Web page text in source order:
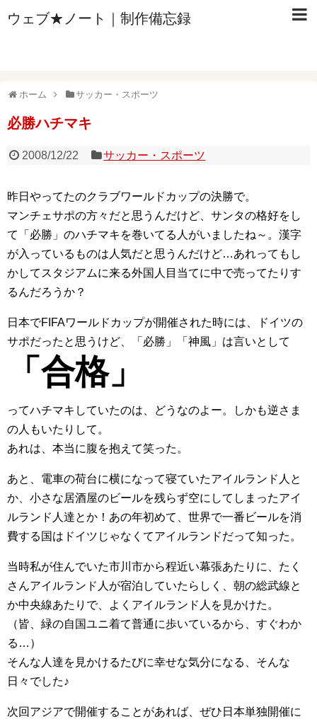
ウェブ★ノート｜制作備忘録
ホーム サッカー・スポーツ
必勝ハチマキ
2008/12/22 サッカー・スポーツ
昨日やってたのクラブワールドカップの決勝で。
マンチェサポの方々だと思うんだけど、サンタの格好をし
て「必勝」のハチマキを巻いてる人がいましたね～。漢字
が入っているものは人気だと思うんだけど…あれってもし
かしてスタジアムに来る外国人目当てに中で売ってたりす
るんだろうか？
日本でFIFAワールドカップが開催された時には、ドイツの
サポだったと思うけど、「必勝」「神風」は言いとして
「合格」
ってハチマキしていたのは、どうなのよー。しかも逆さま
の人もいたりして。
あれは、本当に腹を抱えて笑った。
あと、電車の荷台に横になって寝ていたアイルランド人と
か、小さな居酒屋のビールを残らず空にしてしまったアイ
ルランド人達とか！あの年初めて、世界で一番ビールを消
費する国はドイツじゃなくてアイルランドだって知った。
当時私が住んでいた市川市から程近い幕張あたりに、たく
さんアイルランド人が宿泊していたらしく、朝の総武線と
か中央線あたりで、よくアイルランド人を見かけた。
（皆、緑の自国ユニ着て普通に歩いているから、すぐわか
る…）
そんな人達を見かけるたびに幸せな気分になる、そんな
日々でした♪
次回アジアで開催することがあれば、ぜひ日本単独開催に